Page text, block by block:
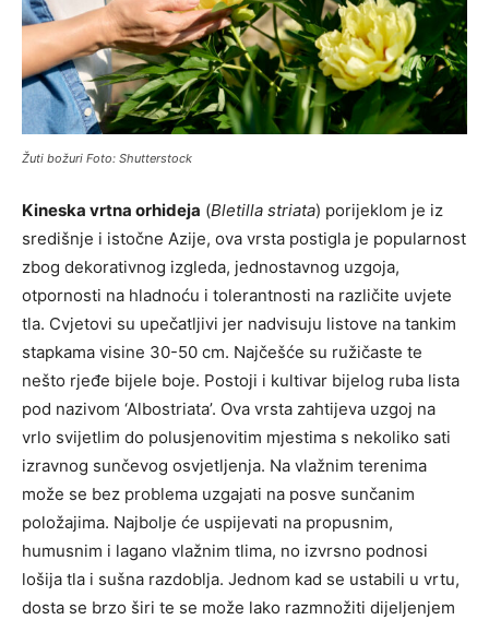
Žuti božuri Foto: Shutterstock
Kineska vrtna orhideja (Bletilla striata) porijeklom je iz
središnje i istočne Azije, ova vrsta postigla je popularnost
zbog dekorativnog izgleda, jednostavnog uzgoja,
otpornosti na hladnoću i tolerantnosti na različite uvjete
tla. Cvjetovi su upečatljivi jer nadvisuju listove na tankim
stapkama visine 30-50 cm. Najčešće su ružičaste te
nešto rjeđe bijele boje. Postoji i kultivar bijelog ruba lista
pod nazivom ‘Albostriata’. Ova vrsta zahtijeva uzgoj na
vrlo svijetlim do polusjenovitim mjestima s nekoliko sati
izravnog sunčevog osvjetljenja. Na vlažnim terenima
može se bez problema uzgajati na posve sunčanim
položajima. Najbolje će uspijevati na propusnim,
humusnim i lagano vlažnim tlima, no izvrsno podnosi
lošija tla i sušna razdoblja. Jednom kad se ustabili u vrtu,
dosta se brzo širi te se može lako razmnožiti dijeljenjem